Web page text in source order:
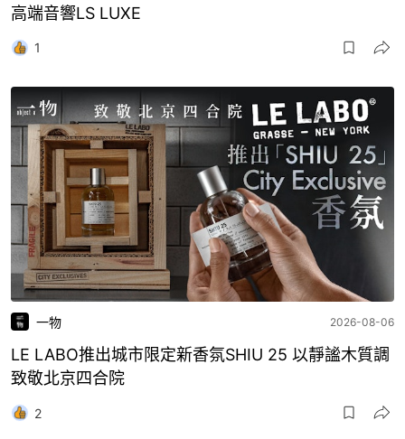
高端音響LS LUXE
1
一物 2026-08-06
LE LABO推出城市限定新香氛SHIU 25 以靜謐木質調
致敬北京四合院
2